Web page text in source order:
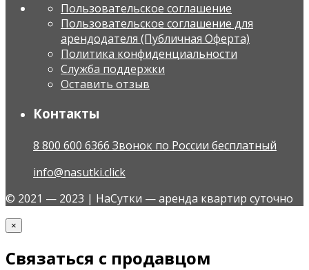
Пользовательское соглашение
Пользовательское соглашение для
арендодателя (Публичная Оферта)
Политика конфиденциальности
Служба поддержки
Оставить отзыв
Контакты
8 800 600 6366 Звонок по России бесплатный
info@nasutki.click
© 2021 — 2023 | НаСутки — аренда квартир суточно
×
Связаться с продавцом